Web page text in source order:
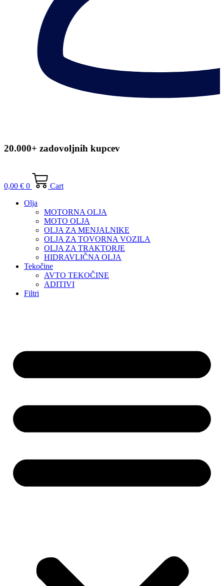
20.000+ zadovoljnih kupcev
0,00 € 0
Cart
Olja
MOTORNA OLJA
MOTO OLJA
OLJA ZA MENJALNIKE
OLJA ZA TOVORNA VOZILA
OLJA ZA TRAKTORJE
HIDRAVLIČNA OLJA
Tekočine
AVTO TEKOČINE
ADITIVI
Filtri